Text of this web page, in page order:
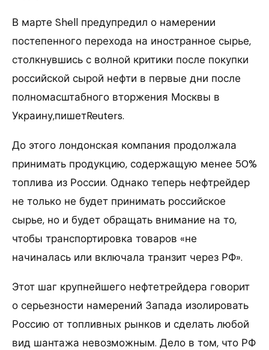
В марте Shell предупредил о намерении
постепенного перехода на иностранное сырье,
столкнувшись с волной критики после покупки
российской сырой нефти в первые дни после
полномасштабного вторжения Москвы в
Украину,пишетReuters.
До этого лондонская компания продолжала
принимать продукцию, содержащую менее 50%
топлива из России. Однако теперь нефтрейдер
не только не будет принимать российское
сырье, но и будет обращать внимание на то,
чтобы транспортировка товаров «не
начиналась или включала транзит через РФ».
Этот шаг крупнейшего нефтетрейдера говорит
о серьезности намерений Запада изолировать
Россию от топливных рынков и сделать любой
вид шантажа невозможным. Дело в том, что РФ